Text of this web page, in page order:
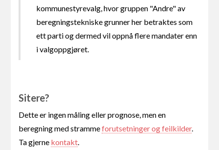
kommunestyrevalg, hvor gruppen "Andre" av
beregningstekniske grunner her betraktes som
ett parti og dermed vil oppnå flere mandater enn
i valgoppgjøret.
Sitere?
Dette er ingen måling eller prognose, men en
beregning med strammeforutsetninger og feilkilder.
Ta gjerne kontakt.